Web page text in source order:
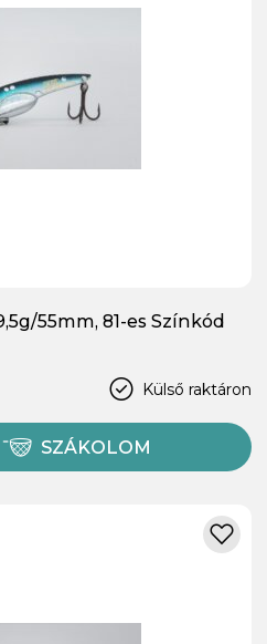
55mm, 81-es Színkód
Külső raktáron
SZÁKOLOM